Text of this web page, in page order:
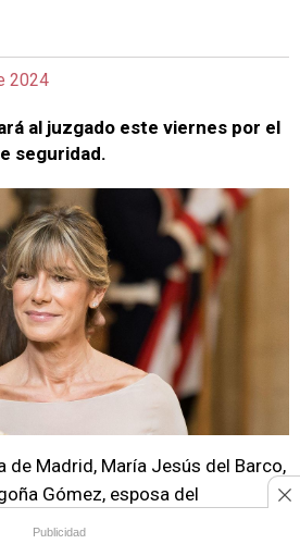
2024
al juzgado este viernes por el
seguridad.
de Madrid, María Jesús del Barco,
Gómez, esposa del
Pedro Sánchez, acceda este
Publicidad